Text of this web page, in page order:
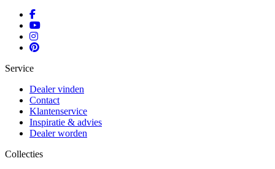
Service
Dealer vinden
Contact
Klantenservice
Inspiratie & advies
Dealer worden
Collecties